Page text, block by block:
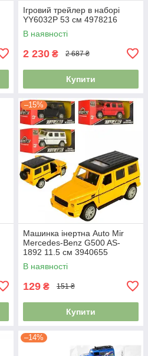
Ігровий трейлер в наборі
YY6032P 53 см 4978216
В наявності
2 230 ₴ 2 687 ₴
Купити
–15%
Машинка інертна Auto Mir
Mercedes-Benz G500 AS-
1892 11.5 см 3940655
В наявності
129 ₴ 151 ₴
Купити
–14%